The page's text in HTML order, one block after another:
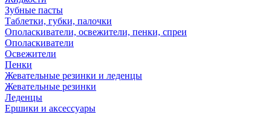
Зубные пасты
Таблетки, губки, палочки
Ополаскиватели, освежители, пенки, спреи
Ополаскиватели
Освежители
Пенки
Жевательные резинки и леденцы
Жевательные резинки
Леденцы
Ершики и аксессуары